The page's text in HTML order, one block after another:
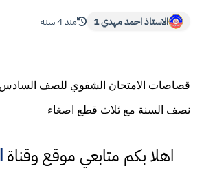
الاستاذ احمد مهدي 1 منذ 4 سنة
قصاصات الامتحان الشفوي للصف السادس
نصف السنة مع ثلاث قطع اصغاء
اهلا بكم متابعي موقع وقناة